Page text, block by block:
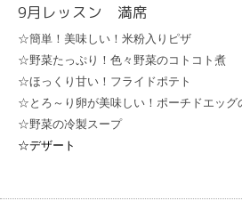
9月レッスン 満席
☆簡単！美味しい！米粉入りピザ
☆野菜たっぷり！色々野菜のコトコト煮
☆ほっくり甘い！フライドポテト
☆とろ～り卵が美味しい！ポーチドエッグ
☆野菜の冷製スープ
☆デザート